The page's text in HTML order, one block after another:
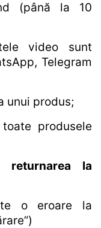
(până la 10
video sunt
Telegram
unui produs;
produsele
returnarea la
o eroare la